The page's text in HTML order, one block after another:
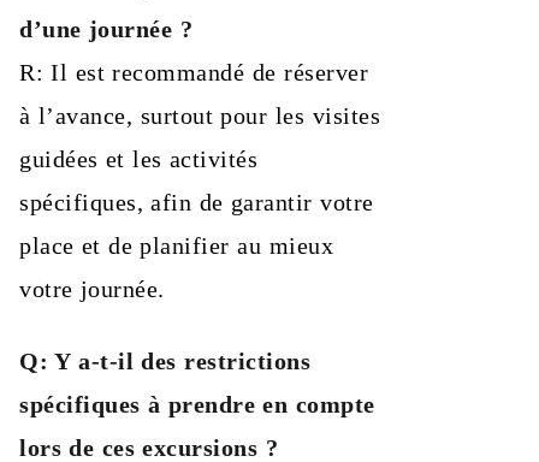
d’une journée ?
R: Il est recommandé de réserver
à l’avance, surtout pour les visites
guidées et les activités
spécifiques, afin de garantir votre
place et de planifier au mieux
votre journée.
Q: Y a-t-il des restrictions
spécifiques à prendre en compte
lors de ces excursions ?